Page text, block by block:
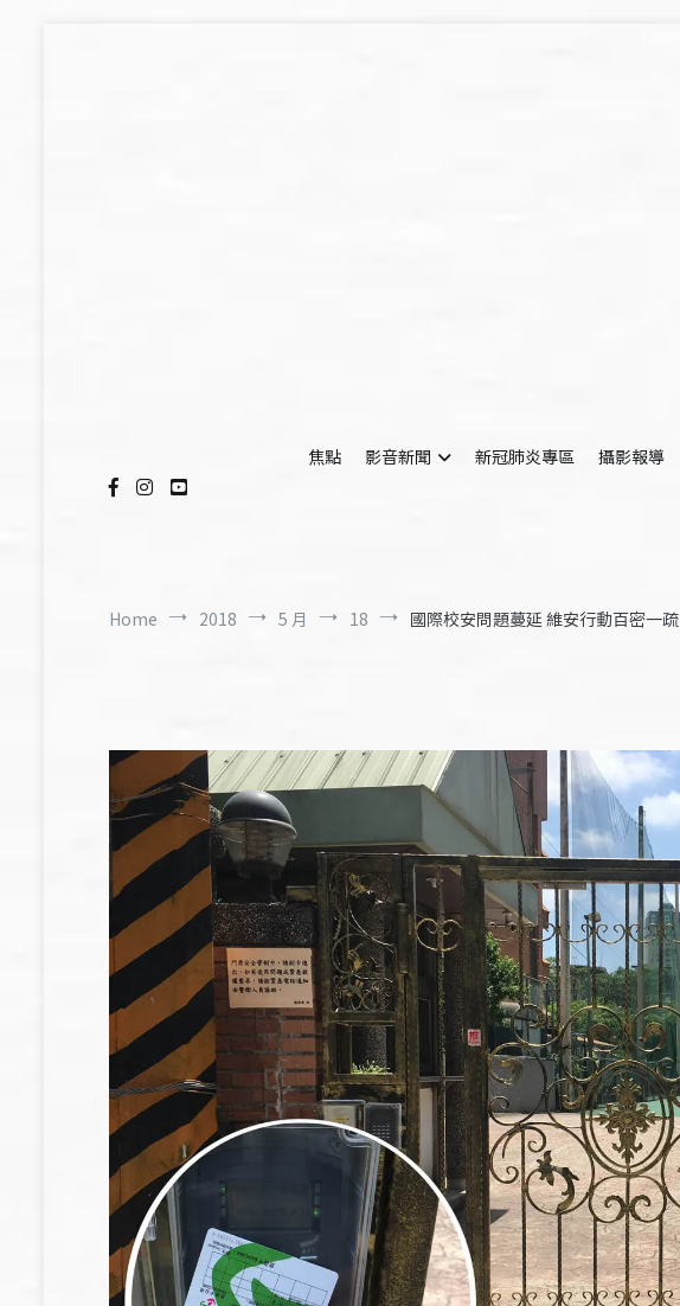
焦點
影音新聞 新冠肺炎專區 攝影報導
Home 2018 5 月 18 國際校安問題蔓延 維安行動百密一疏